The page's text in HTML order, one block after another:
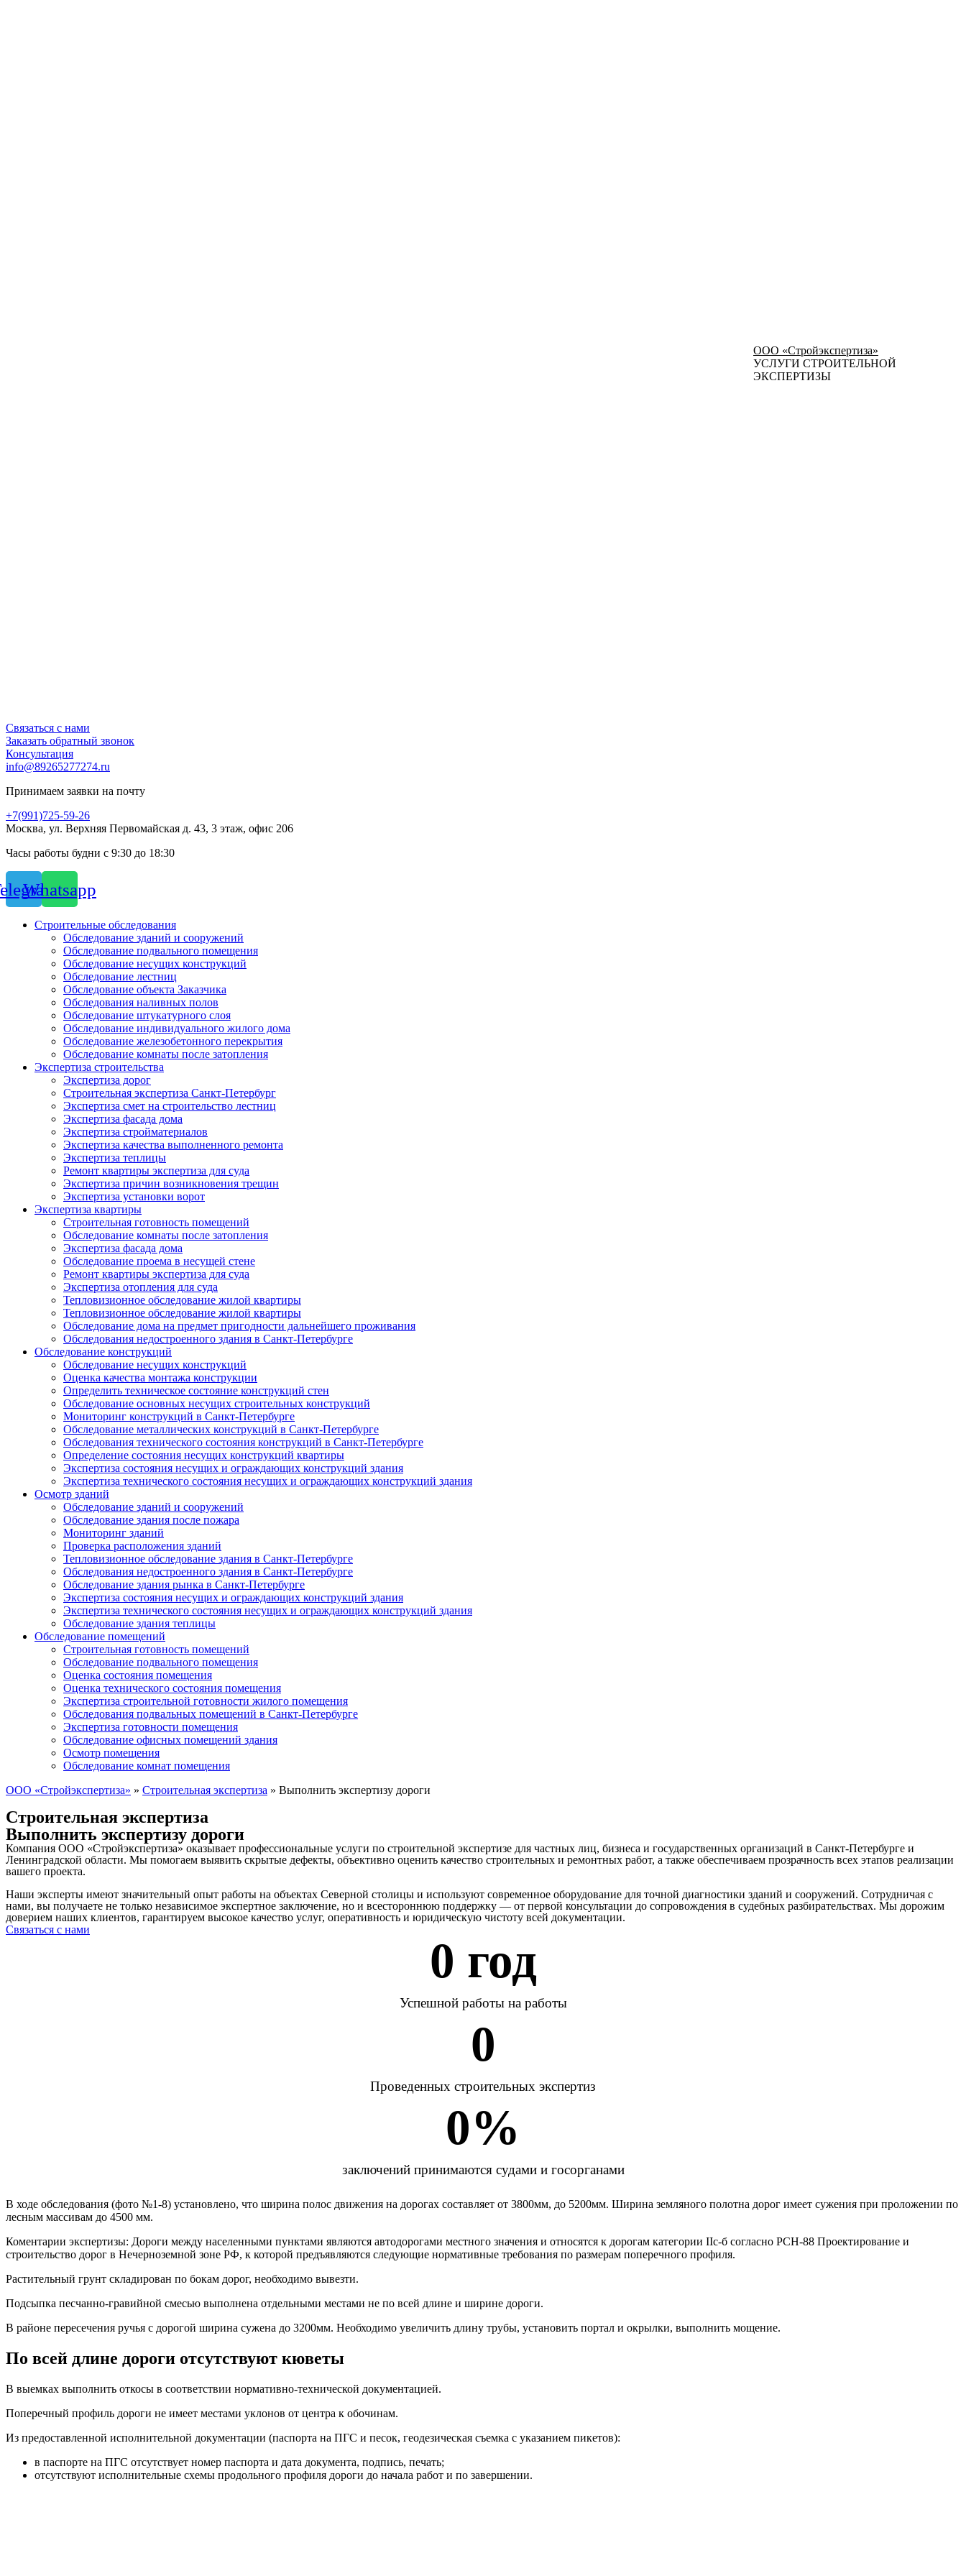
ООО «Стройэкспертиза»
УСЛУГИ СТРОИТЕЛЬНОЙ
ЭКСПЕРТИЗЫ
Связаться с нами
Заказать обратный звонок
Консультация
info@89265277274.ru
Принимаем заявки на почту
+7(991)725-59-26
Москва, ул. Верхняя Первомайская д. 43, 3 этаж, офис 206
Часы работы будни с 9:30 до 18:30
Whatsapp
Строительные обследования
Обследование зданий и сооружений
Обследование подвального помещения
Обследование несущих конструкций
Обследование лестниц
Обследование объекта Заказчика
Обследования наливных полов
Обследование штукатурного слоя
Обследование индивидуального жилого дома
Обследование железобетонного перекрытия
Обследование комнаты после затопления
Экспертиза строительства
Экспертиза дорог
Строительная экспертиза Санкт-Петербург
Экспертиза смет на строительство лестниц
Экспертиза фасада дома
Экспертиза стройматериалов
Экспертиза качества выполненного ремонта
Экспертиза теплицы
Ремонт квартиры экспертиза для суда
Экспертиза причин возникновения трещин
Экспертиза установки ворот
Экспертиза квартиры
Строительная готовность помещений
Обследование комнаты после затопления
Экспертиза фасада дома
Обследование проема в несущей стене
Ремонт квартиры экспертиза для суда
Экспертиза отопления для суда
Тепловизионное обследование жилой квартиры
Тепловизионное обследование жилой квартиры
Обследование дома на предмет пригодности дальнейшего проживания
Обследования недостроенного здания в Санкт-Петербурге
Обследование конструкций
Обследование несущих конструкций
Оценка качества монтажа конструкции
Определить техническое состояние конструкций стен
Обследование основных несущих строительных конструкций
Мониторинг конструкций в Санкт-Петербурге
Обследование металлических конструкций в Санкт-Петербурге
Обследования технического состояния конструкций в Санкт-Петербурге
Определение состояния несущих конструкций квартиры
Экспертиза состояния несущих и ограждающих конструкций здания
Экспертиза технического состояния несущих и ограждающих конструкций здания
Осмотр зданий
Обследование зданий и сооружений
Обследование здания после пожара
Мониторинг зданий
Проверка расположения зданий
Тепловизионное обследование здания в Санкт-Петербурге
Обследования недостроенного здания в Санкт-Петербурге
Обследование здания рынка в Санкт-Петербурге
Экспертиза состояния несущих и ограждающих конструкций здания
Экспертиза технического состояния несущих и ограждающих конструкций здания
Обследование здания теплицы
Обследование помещений
Строительная готовность помещений
Обследование подвального помещения
Оценка состояния помещения
Оценка технического состояния помещения
Экспертиза строительной готовности жилого помещения
Обследования подвальных помещений в Санкт-Петербурге
Экспертиза готовности помещения
Обследование офисных помещений здания
Осмотр помещения
Обследование комнат помещения
ООО «Стройэкспертиза» » Строительная экспертиза » Выполнить экспертизу дороги
Строительная экспертиза
Выполнить экспертизу дороги
Компания ООО «Стройэкспертиза» оказывает профессиональные услуги по строительной экспертизе для частных лиц, бизнеса и государственных организаций в Санкт-Петербурге и
Ленинградской области. Мы помогаем выявить скрытые дефекты, объективно оценить качество строительных и ремонтных работ, а также обеспечиваем прозрачность всех этапов реализации
вашего проекта.
Наши эксперты имеют значительный опыт работы на объектах Северной столицы и используют современное оборудование для точной диагностики зданий и сооружений. Сотрудничая с
нами, вы получаете не только независимое экспертное заключение, но и всестороннюю поддержку — от первой консультации до сопровождения в судебных разбирательствах. Мы дорожим
доверием наших клиентов, гарантируем высокое качество услуг, оперативность и юридическую чистоту всей документации.
Связаться с нами
0 год
Успешной работы на работы
0
Проведенных строительных экспертиз
0%
заключений принимаются судами и госорганами
В ходе обследования (фото №1-8) установлено, что ширина полос движения на дорогах составляет от 3800мм, до 5200мм. Ширина земляного полотна дорог имеет сужения при проложении по
лесным массивам до 4500 мм.
Коментарии экспертизы: Дороги между населенными пунктами являются автодорогами местного значения и относятся к дорогам категории IIс-б согласно РСН-88 Проектирование и
строительство дорог в Нечерноземной зоне РФ, к которой предъявляются следующие нормативные требования по размерам поперечного профиля.
Растительный грунт складирован по бокам дорог, необходимо вывезти.
Подсыпка песчанно-гравийной смесью выполнена отдельными местами не по всей длине и ширине дороги.
В районе пересечения ручья с дорогой ширина сужена до 3200мм. Необходимо увеличить длину трубы, установить портал и окрылки, выполнить мощение.
По всей длине дороги отсутствуют кюветы
В выемках выполнить откосы в соответствии нормативно-технической документацией.
Поперечный профиль дороги не имеет местами уклонов от центра к обочинам.
Из предоставленной исполнительной документации (паспорта на ПГС и песок, геодезическая съемка с указанием пикетов):
в паспорте на ПГС отсутствует номер паспорта и дата документа, подпись, печать;
отсутствуют исполнительные схемы продольного профиля дороги до начала работ и по завершении.